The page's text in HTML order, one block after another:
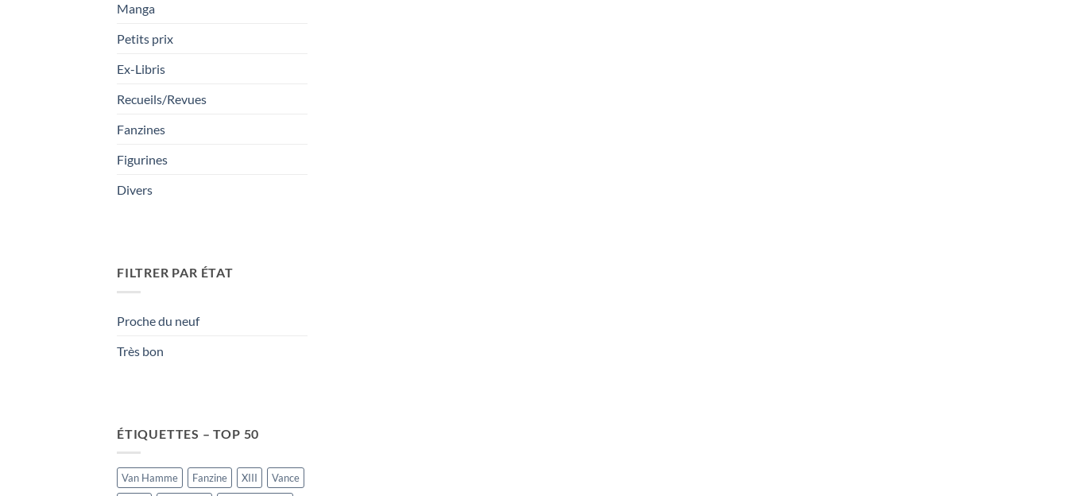
Manga
Petits prix
Ex-Libris
Recueils/Revues
Fanzines
Figurines
Divers
FILTRER PAR ÉTAT
Proche du neuf
Très bon
ÉTIQUETTES – TOP 50
Van Hamme Fanzine XIII
Vance